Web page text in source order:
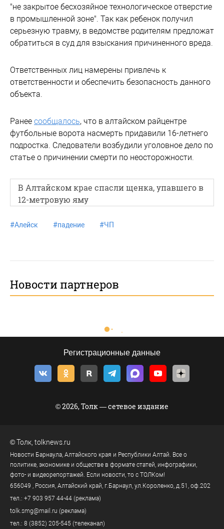
"не закрытое бесхозяйное технологическое отверстие
в промышленной зоне". Так как ребенок получил
серьезную травму, в ведомстве родителям предложат
обратиться в суд для взыскания причиненного вреда.
Ответственных лиц намерены привлечь к
ответственности и обеспечить безопасность данного
объекта.
Ранее сообщалось, что в алтайском райцентре
футбольные ворота насмерть придавили 16-летнего
подростка. Следователи возбудили уголовное дело по
статье о причинении смерти по неосторожности.
В Алтайском крае спасли щенка, упавшего в
12-метровую яму
#Алейск #падение #ЧП
Новости партнеров
Регистрационные данные
© 2026, Толк — сетевое издание
©Толк tolknews.ru
Новости Барнаула, Алтайского края и Республики Алтай. Все о
политике, экономике и обществе в формате статей, инфографики,
фото- и видеорепортажей. Если новости, то с ТОЛКом!
656049
, Россия, Алтайский край, г. Барнаул ул.Короленко, д.51, оф.202
тел.: +7 903 957 44-44 (реклама)
tolk.smg@mail.ru (реклама)
тел.: 8 (3852) 205-545 (телеканал)